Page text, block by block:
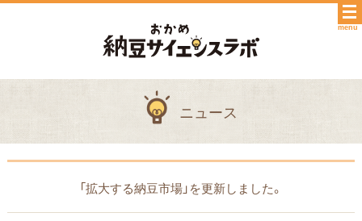
menu
ニュース
「拡大する納豆市場」を更新しました。